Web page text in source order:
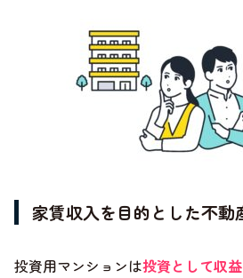
家賃収入を目的とした不動
投資用マンションは投資として収